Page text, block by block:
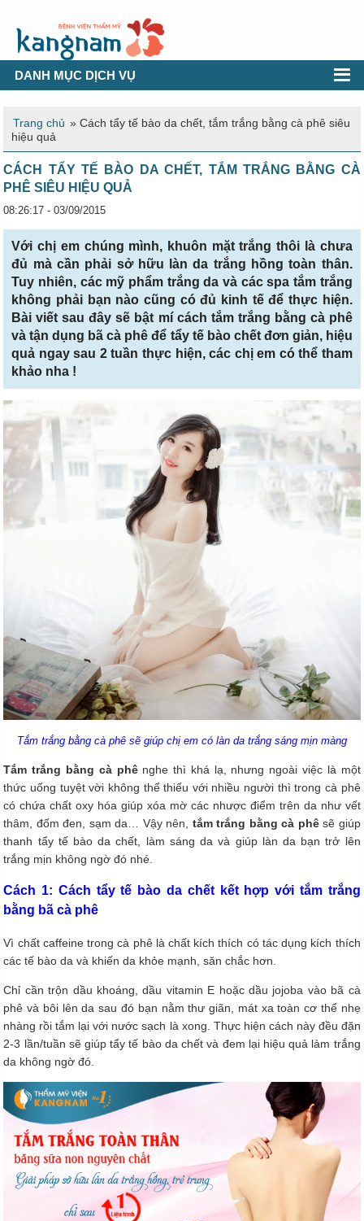
DANH MỤC DỊCH VỤ
Trang chủ »Cách tẩy tế bào da chết, tắm trắng bằng cà phê siêu
hiệu quả
CÁCH TẨY TẾ BÀO DA CHẾT, TẮM TRẮNG BẰNG CÀ
PHÊ SIÊU HIỆU QUẢ
08:26:17 - 03/09/2015
Với chị em chúng mình, khuôn mặt trắng thôi là chưa
đủ mà cần phải sở hữu làn da trắng hồng toàn thân.
Tuy nhiên, các mỹ phẩm trắng da và các spa tắm trắng
không phải bạn nào cũng có đủ kinh tế để thực hiện.
Bài viết sau đây sẽ bật mí cách tắm trắng bằng cà phê
và tận dụng bã cà phê để tẩy tế bào chết đơn giản, hiệu
quả ngay sau 2 tuần thực hiện, các chị em có thể tham
khảo nha !
Tắm trắng bằng cà phê sẽ giúp chị em có làn da trắng sáng mịn màng
Tắm trắng bằng cà phênghe thì khá lạ, nhưng ngoài việc là một
thức uống tuyệt vời không thể thiếu với nhiều người thì trong cà phê
có chứa chất oxy hóa giúp xóa mờ các nhược điểm trên da như vết
thâm, đốm đen, sạm da… Vậy nên, tắm trắng bằng cà phêsẽ giúp
thanh tẩy tế bào da chết, làm sáng da và giúp làn da bạn trở lên
trắng mịn không ngờ đó nhé.
Cách 1: Cách tẩy tế bào da chết kết hợp với tắm trắng
bằng bã cà phê
Vì chất caffeine trong cà phê là chất kích thích có tác dụng kích thích
các tế bào da và khiến da khỏe mạnh, săn chắc hơn.
Chỉ cần trộn dầu khoáng, dầu vitamin E hoặc dầu jojoba vào bã cà
phê và bôi lên da sau đó bạn nằm thư giãn, mát xa toàn cơ thể nhẹ
nhàng rồi tắm lại với nước sạch là xong. Thực hiện cách này đều đặn
2-3 lần/tuần sẽ giúp tẩy tế bào da chết và đem lại hiệu quả làm trắng
da không ngờ đó.